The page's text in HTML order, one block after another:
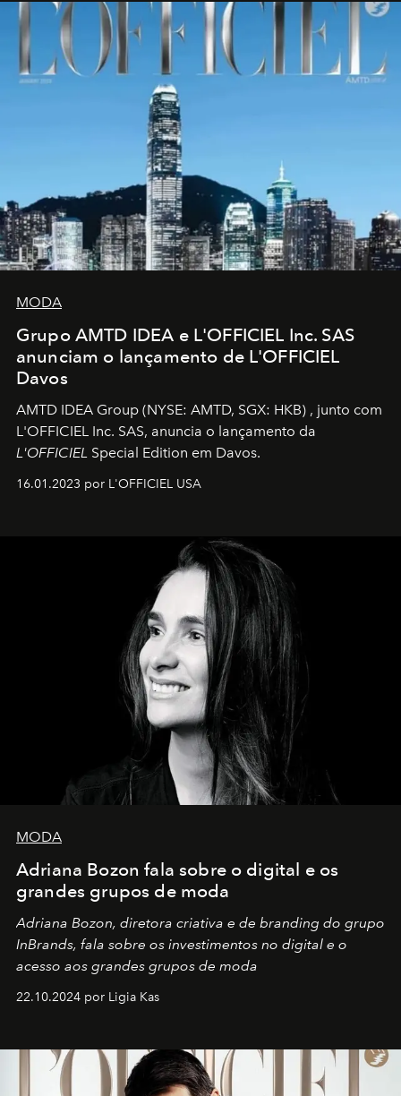
MODA
Grupo AMTD IDEA e L'OFFICIEL Inc. SAS
anunciam o lançamento de L'OFFICIEL
Davos
AMTD IDEA Group (NYSE: AMTD, SGX: HKB) , junto com
L'OFFICIEL Inc. SAS, anuncia o lançamento da
L'OFFICIEL Special Edition em Davos.
16.01.2023 por L'OFFICIEL USA
MODA
Adriana Bozon fala sobre o digital e os
grandes grupos de moda
Adriana Bozon, diretora criativa e de branding do grupo
InBrands, fala sobre os investimentos no digital e o
acesso aos grandes grupos de moda
22.10.2024 por Ligia Kas